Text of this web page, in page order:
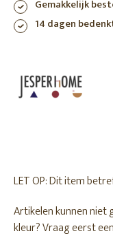
Gemakkelijk
14 dagen
LET OP: Dit item
Artikelen kunnen
kleur? Vraag eerst